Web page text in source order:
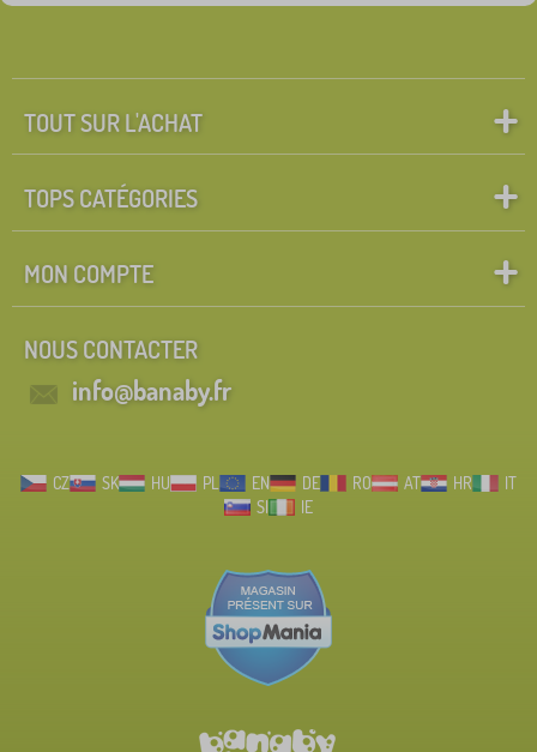
TOUT SUR L'ACHAT
TOPS CATÉGORIES
MON COMPTE
NOUS CONTACTER
info@banaby.fr
CZ SK HU PL EN DE RO AT HR
IT
SI
IE